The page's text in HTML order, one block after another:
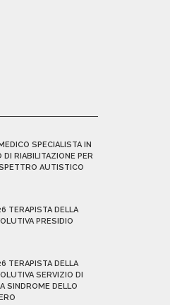
SPECIALISTA IN
DI RIABILITAZIONE PER
AUTISTICO
TERAPISTA DELLA
PRESIDIO
TERAPISTA DELLA
SERVIZIO DI
SINDROME DELLO